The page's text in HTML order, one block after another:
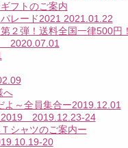
フトのご案内
レード2021 2021.01.22
２弾！送料全国一律500円
2020.07.01
へ
～全員集合ー2019.12.01
2019 2019.12.23-24
シャツのご案内ー
20